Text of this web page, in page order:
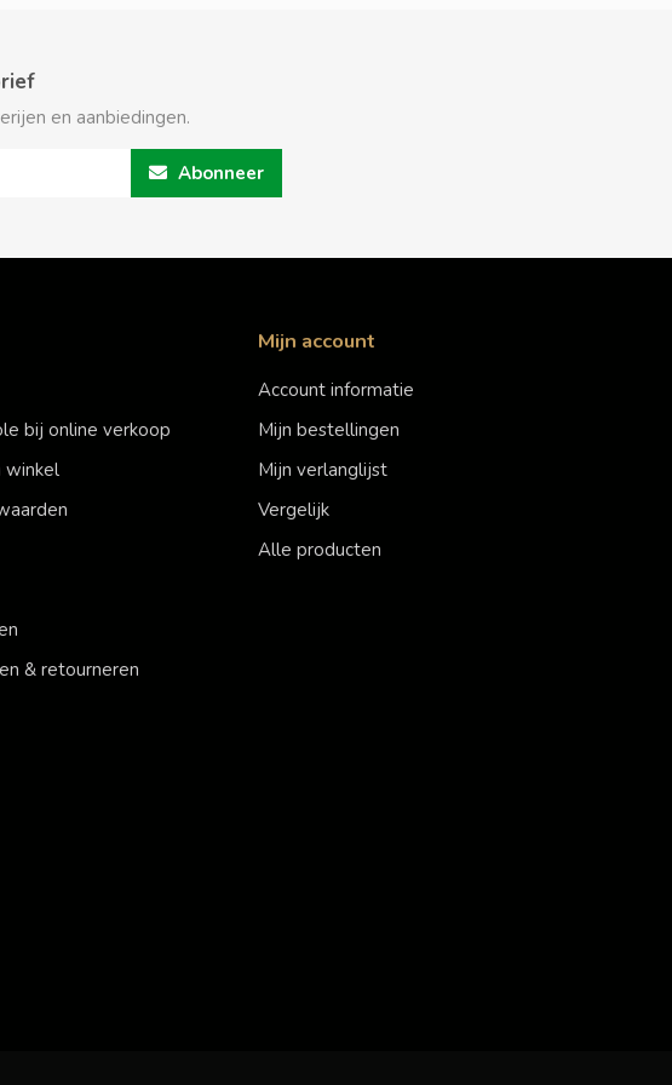
en aanbiedingen.
Abonneer
bij online verkoop
winkel
& retourneren
Mijn account
Account informatie
Mijn bestellingen
Mijn verlanglijst
Vergelijk
Alle producten